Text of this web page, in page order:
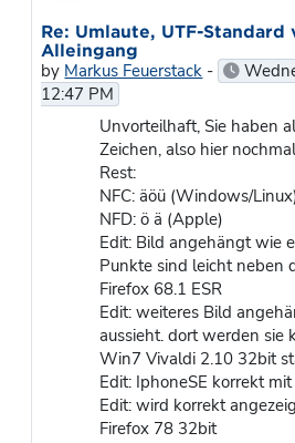
Re: Umlaute, UTF-Standard
Alleingang
by Markus Feuerstack -
12:47 PM
Unvorteilhaft, Sie haben
Zeichen, also hier
Rest:
NFC: äöü (Windows/
NFD: ö ä (Apple)
Edit: Bild angehängt wie
Punkte sind leicht neben
Firefox 68.1 ESR
Edit: weiteres Bild
aussieht. dort werden sie
Win7 Vivaldi 2.10 32bit
Edit: IphoneSE korrekt
Edit: wird korrekt
Firefox 78 32bit